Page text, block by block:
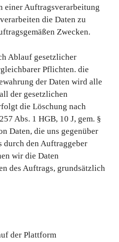
einer Auftragsverarbeitung
die Daten zu
Zwecken.
Ablauf gesetzlicher
Pflichten. die
der Daten wird alle
der gesetzlichen
die Löschung nach
Abs. 1 HGB, 10 J, gem. §
Daten, die uns gegenüber
durch den Auftraggeber
wir die Daten
des Auftrags, grundsätzlich
der Plattform